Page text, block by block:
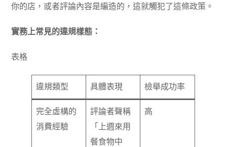
你的店，或者評論內容是編造的，這就觸犯了這條政策。
實務上常見的違規樣態：
表格
違規類型 具體表現 檢舉成功率
完全虛構的
消費經驗
評論者聲稱
「上週來用
餐食物中
高